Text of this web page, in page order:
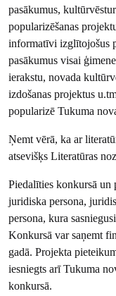
pasākumus,
popularizēšanas
informatīvi izglītojošus
pasākumus visai
ierakstu, novada
izdošanas projektus
popularizē Tukuma
Ņemt vērā, ka ar
atsevišķs Literatūras
Piedalīties konkursā un
juridiska persona,
persona, kura
Konkursā var saņemt
gadā. Projekta
iesniegts arī Tukuma
konkursā.